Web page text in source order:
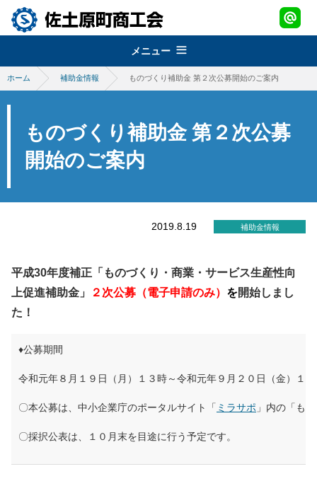
メニュー
組織概要
about
青年部
support
経営発達支援事業
セミナー・講座
原産地証明発給
地域振興事業
promotion
brand
お問い合わせ
contact us
ログイン
ホーム 補助金情報 ものづくり補助金 第２次公募開始のご案内
ものづくり補助金 第２次公募
開始のご案内
2019.8.19 補助金情報
平成30年度補正「ものづくり・商業・サービス生産性向
上促進補助金」
２次公募（電子申請のみ） を開始しまし
た！
♦公募期間
令和元年８月１９日（月）１３時～令和元年９月２０日（金）１
〇本公募は、中小企業庁のポータルサイト「 ミラサポ 」内の「も
〇採択公表は、１０月末を目途に行う予定です。